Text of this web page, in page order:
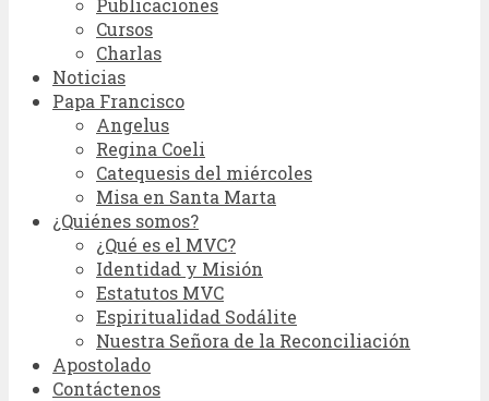
Publicaciones
Cursos
Charlas
Noticias
Papa Francisco
Angelus
Regina Coeli
Catequesis del miércoles
Misa en Santa Marta
¿Quiénes somos?
¿Qué es el MVC?
Identidad y Misión
Estatutos MVC
Espiritualidad Sodálite
Nuestra Señora de la Reconciliación
Apostolado
Contáctenos